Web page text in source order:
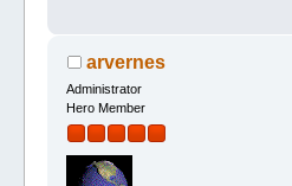
arvernes
Administrator
Hero Member